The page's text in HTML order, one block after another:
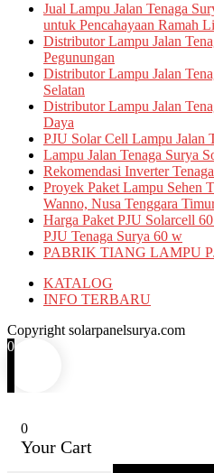
Jual Lampu Jalan Tenaga
untuk Pencahayaan Ramah
Distributor Lampu Jalan
Pegunungan
Distributor Lampu Jalan
Selatan
Distributor Lampu Jalan
Daya
PJU Solar Cell Lampu Jalan
Lampu Jalan Tenaga Surya
Rekomendasi Inverter
Proyek Paket Lampu Sehen
Wanno, Nusa Tenggara
Harga Paket PJU Solarcell
PJU Tenaga Surya 60 w
PABRIK TIANG LAMPU
KATALOG
INFO TERBARU
Copyright solarpanelsurya.com
0
0
Your Cart